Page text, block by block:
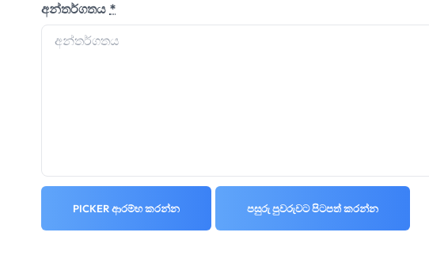
අන්තර්ගතය *
PICKER ආරම්භ කරන්න පසුරු පුවරුවට පිටපත් කරන්න